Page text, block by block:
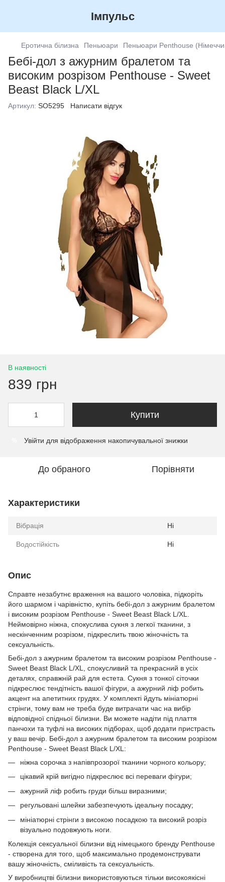
Імпульс
Еротична білизна Пеньюари Пеньюари Penthouse
Бебі-дол з ажурним бралетом та
високим розрізом Penthouse - Sweet
Beast Black L/XL
Артикул: SO5295 Написати відгук
В наявності
839 грн
Купити
Увійти для відображення накопичувальної знижки
До обраного Порівняти
Характеристики
Вібрація Ні
Водостійкість Ні
Опис
Справте незабутнє враження на вашого чоловіка, підкоріть
його шармом і чарівністю, купіть бебі-дол з ажурним бралетом
і високим розрізом Penthouse - Sweet Beast Black L/XL.
Неймовірно ніжна, спокуслива сукня з легкої тканини, з
нескінченним розрізом, підкреслить твою жіночність та
сексуальність.
Бебі-дол з ажурним бралетом та високим розрізом Penthouse -
Sweet Beast Black L/XL, спокусливий та прекрасний в усіх
деталях, справжній рай для естета. Сукня з тонкої сіточки
підкреслює тендітність вашої фігури, а ажурний ліф робить
акцент на апетитних грудях. У комплекті йдуть мініатюрні
стрінги, тому вам не треба буде витрачати час на вибір
відповідної спідньої білизни. Ви можете надіти під плаття
панчохи та туфлі на високих підборах, щоб додати пристрасть
у ваш вечір. Бебі-дол з ажурним бралетом та високим розрізом
Penthouse - Sweet Beast Black L/XL:
ніжна сорочка з напівпрозорої тканини чорного кольору;
цікавий крій вигідно підкреслює всі переваги фігури;
ажурний ліф робить груди більш виразними;
регульовані шлейки забезпечують ідеальну посадку;
мініатюрні стрінги з високою посадкою та високий розріз
візуально подовжують ноги.
Колекція сексуальної білизни від німецького бренду Penthouse
- створена для того, щоб максимально продемонструвати
вашу жіночність, сміливість та сексуальність.
У виробництві білизни використовуються тільки високоякісні